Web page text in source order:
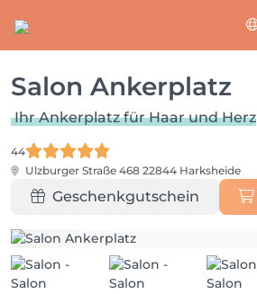
Salon Ankerplatz
Ihr Ankerplatz für Haar und Herz
44
Ulzburger Straße 468 22844 Harksheide
Geschenkgutschein